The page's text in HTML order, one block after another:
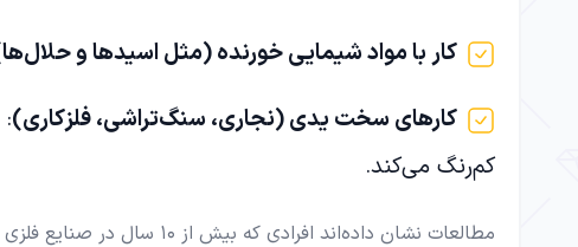
کار با مواد شیمایی خورنده (مثل اسیدها و
کارهای سخت یدی (نجاری، سنگ‌تراشی، فلزکاری)
کم‌رنگ می‌کند.